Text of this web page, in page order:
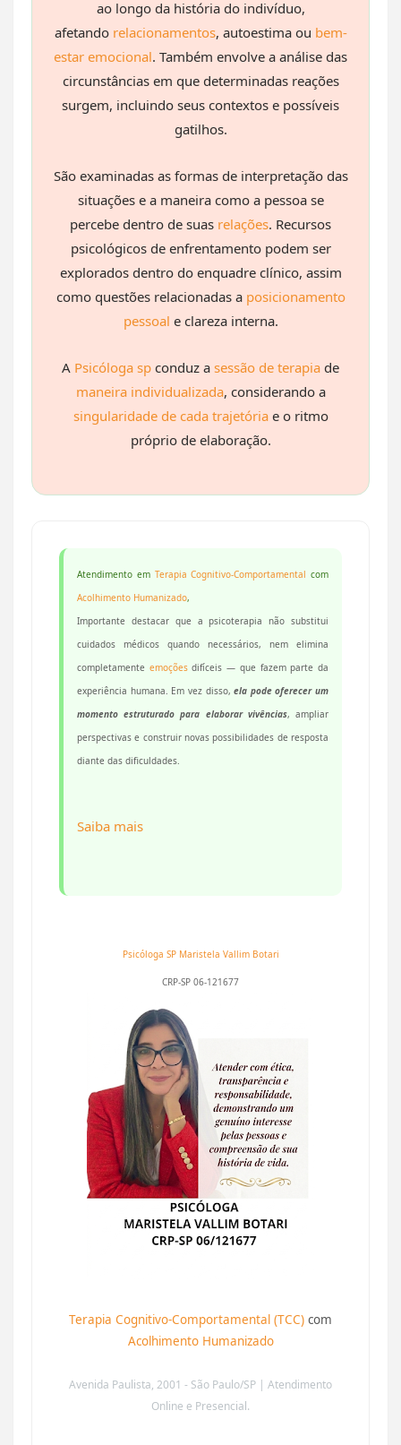
ao longo da história do indivíduo,
afetando relacionamentos, autoestima ou bem-
estar emocional. Também envolve a análise das
circunstâncias em que determinadas reações
surgem, incluindo seus contextos e possíveis
gatilhos.
São examinadas as formas de interpretação das
situações e a maneira como a pessoa se
percebe dentro de suas relações. Recursos
psicológicos de enfrentamento podem ser
explorados dentro do enquadre clínico, assim
como questões relacionadas a posicionamento
pessoal e clareza interna.
A Psicóloga sp conduz a sessão de terapia de
maneira individualizada, considerando a
singularidade de cada trajetóriae o ritmo
próprio de elaboração.
Atendimento em Terapia Cognitivo-Comportamental com
Acolhimento Humanizado,
Importante destacar que a psicoterapia não substitui
cuidados médicos quando necessários, nem elimina
completamente emoçõesdifíceis — que fazem parte da
experiência humana. Em vez disso,ela pode oferecer um
momento estruturado para elaborar vivências, ampliar
perspectivas e construir novas possibilidades de resposta
diante das dificuldades.
Saiba mais
Psicóloga SP Maristela Vallim Botari
CRP-SP 06-121677
Terapia Cognitivo-Comportamental (TCC) com
Acolhimento Humanizado
Avenida Paulista, 2001 - São Paulo/SP | Atendimento
Online e Presencial.